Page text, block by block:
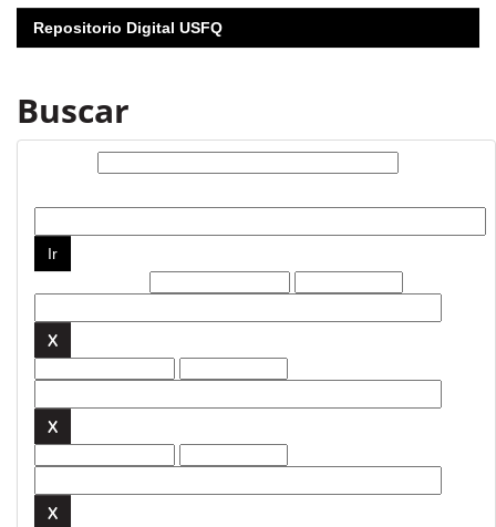
Repositorio Digital USFQ
Buscar